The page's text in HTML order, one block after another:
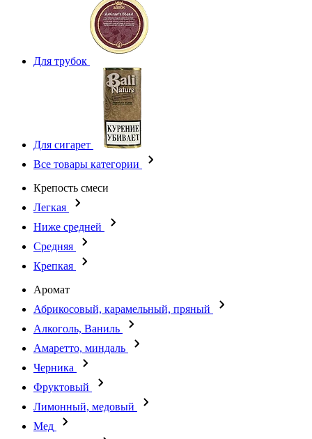
Для трубок
Для сигарет
Все товары категории
Крепость смеси
Легкая
Ниже средней
Средняя
Крепкая
Аромат
Абрикосовый, карамельный, пряный
Алкоголь, Ваниль
Амаретто, миндаль
Черника
Фруктовый
Лимонный, медовый
Мед